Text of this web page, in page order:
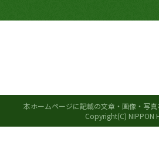
本ホームページに記載の文章・画像・写
Copyright(C) NIPPON